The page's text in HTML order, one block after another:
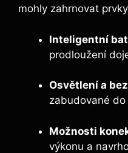
mohly zahrnovat
Inteligentní
prodloužení
Osvětlení a
zabudované
Možnosti
výkonu a